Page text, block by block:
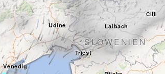
Profilen zur Auswahl personalisierter
Profilen zur Auswahl personalisierter
von Zielgruppen durch Statistiken oder
der Angebote, verwendung reduzierter
Werbung und Inhalte, Messung von
und Verbesserung von Angeboten.
Venedig
Triest
Udine
SLOWENIEN
Laibach
Cilli